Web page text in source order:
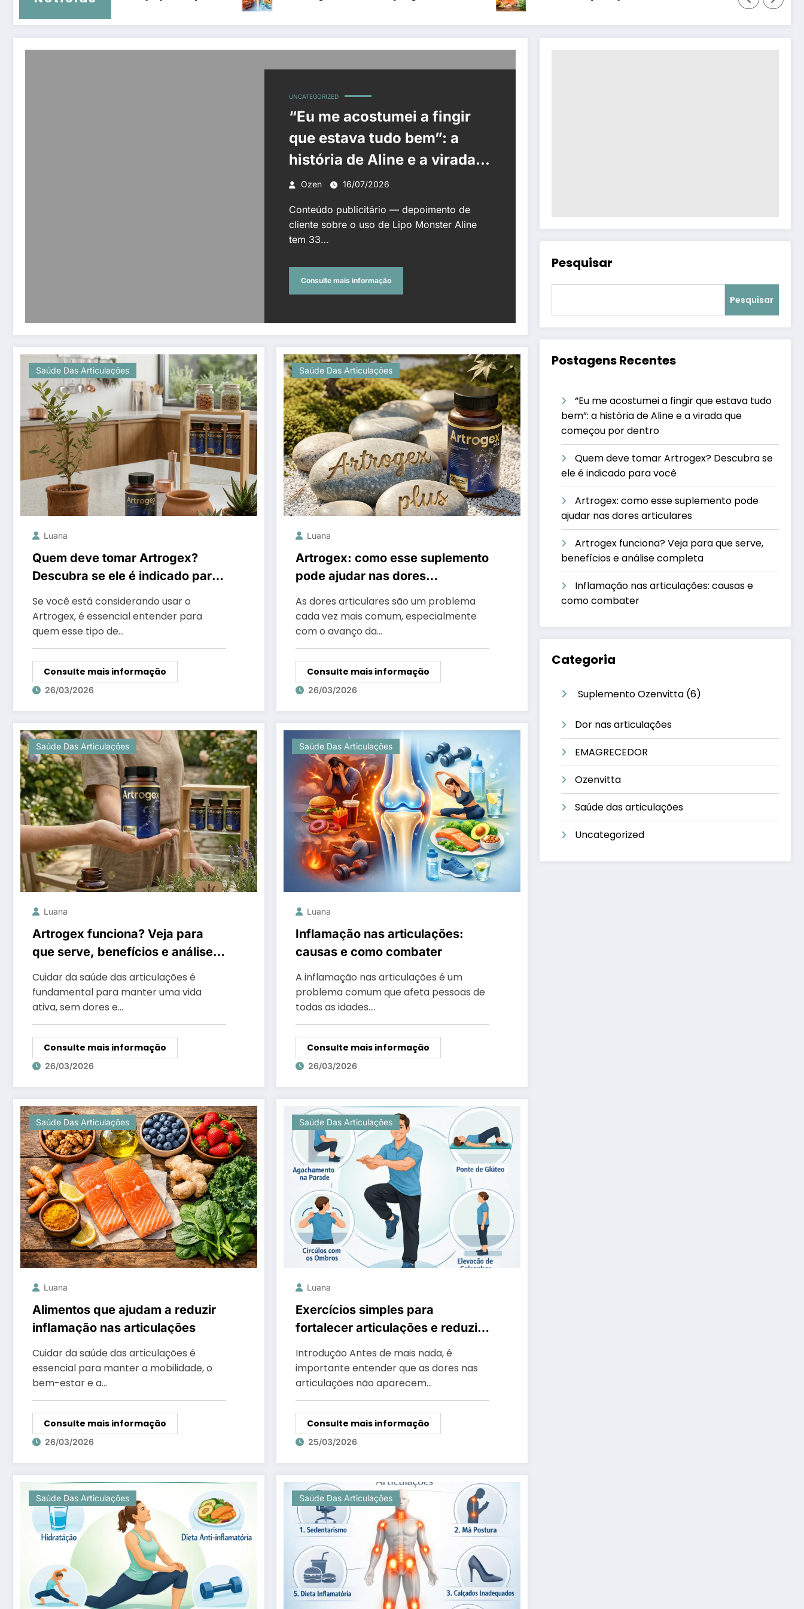
UNCATEGORIZED
“Eu me acostumei a fingir
que estava tudo bem”: a
história de Aline e a virada
que começou por dentro
Ozen 16/07/2026
Conteúdo publicitário — depoimento de
cliente sobre o uso de Lipo Monster Aline
tem 33…
Consulte mais informação
Saúde Das Articulações
Luana
Quem deve tomar Artrogex?
Descubra se ele é indicado para
Se você está considerando usar o
Artrogex, é essencial entender para
quem esse tipo de…
Consulte mais informação
26/03/2026
Saúde Das Articulações
Luana
Artrogex: como esse suplemento
pode ajudar nas dores
As dores articulares são um problema
cada vez mais comum, especialmente
com o avanço da…
Consulte mais informação
26/03/2026
Saúde Das Articulações
Luana
Artrogex funciona? Veja para
que serve, benefícios e análise
Cuidar da saúde das articulações é
fundamental para manter uma vida
ativa, sem dores e…
Consulte mais informação
26/03/2026
Saúde Das Articulações
Luana
Inflamação nas articulações:
causas e como combater
A inflamação nas articulações é um
problema comum que afeta pessoas de
todas as idades.…
Consulte mais informação
26/03/2026
Saúde Das Articulações
Luana
Alimentos que ajudam a reduzir
inflamação nas articulações
Cuidar da saúde das articulações é
essencial para manter a mobilidade, o
bem-estar e a…
Consulte mais informação
26/03/2026
Saúde Das Articulações
Luana
Exercícios simples para
fortalecer articulações e reduzir
Introdução Antes de mais nada, é
importante entender que as dores nas
articulações não aparecem…
Consulte mais informação
25/03/2026
Saúde Das Articulações Saúde Das Articulações
Pesquisar
Pesquisar
Postagens Recentes
“Eu me acostumei a fingir que estava tudo
bem”: a história de Aline e a virada que
começou por dentro
Quem deve tomar Artrogex? Descubra se
ele é indicado para você
Artrogex: como esse suplemento pode
ajudar nas dores articulares
Artrogex funciona? Veja para que serve,
benefícios e análise completa
Inflamação nas articulações: causas e
como combater
Categoria
Suplemento Ozenvitta 66
Dor nas articulações
EMAGRECEDOR
Ozenvitta
Saúde das articulações
Uncategorized